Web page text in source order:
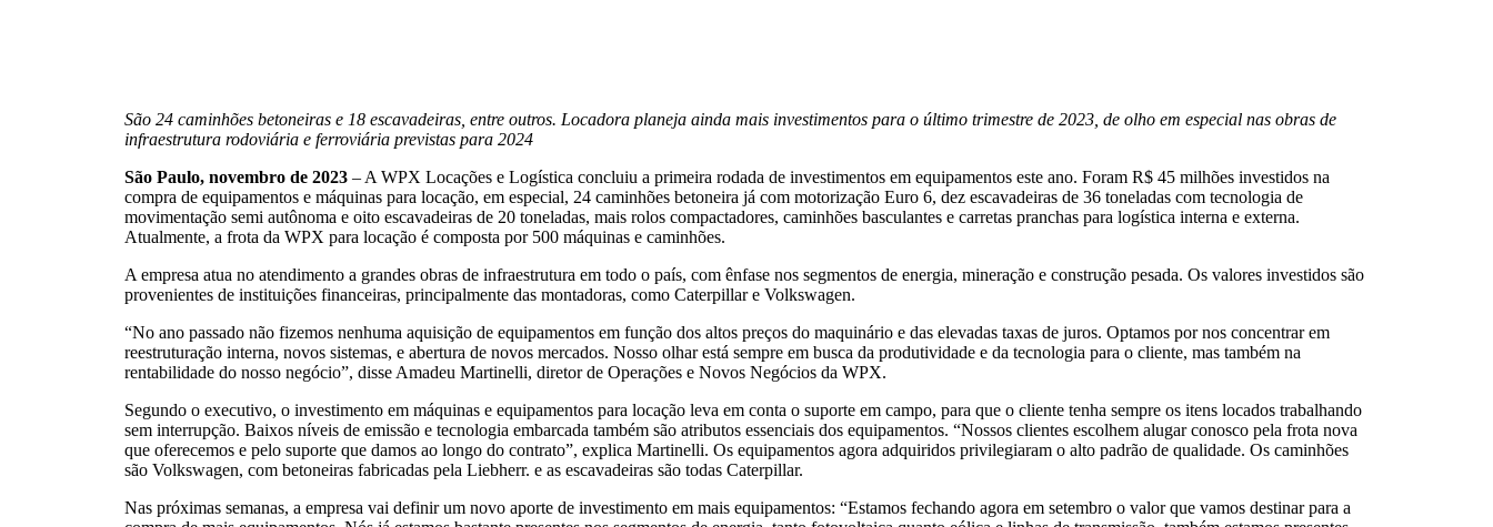
São 24 caminhões betoneiras e 18 escavadeiras, entre outros. Locadora planeja ainda mais investimentos para o último trimestre de 2023, de olho em especial nas obras de
infraestrutura rodoviária e ferroviária previstas para 2024
São Paulo, novembro de 2023 – A WPX Locações e Logística concluiu a primeira rodada de investimentos em equipamentos este ano. Foram R$ 45 milhões investidos na
compra de equipamentos e máquinas para locação, em especial, 24 caminhões betoneira já com motorização Euro 6, dez escavadeiras de 36 toneladas com tecnologia de
movimentação semi autônoma e oito escavadeiras de 20 toneladas, mais rolos compactadores, caminhões basculantes e carretas pranchas para logística interna e externa.
Atualmente, a frota da WPX para locação é composta por 500 máquinas e caminhões.
A empresa atua no atendimento a grandes obras de infraestrutura em todo o país, com ênfase nos segmentos de energia, mineração e construção pesada. Os valores investidos são
provenientes de instituições financeiras, principalmente das montadoras, como Caterpillar e Volkswagen.
“No ano passado não fizemos nenhuma aquisição de equipamentos em função dos altos preços do maquinário e das elevadas taxas de juros. Optamos por nos concentrar em
reestruturação interna, novos sistemas, e abertura de novos mercados. Nosso olhar está sempre em busca da produtividade e da tecnologia para o cliente, mas também na
rentabilidade do nosso negócio”, disse Amadeu Martinelli, diretor de Operações e Novos Negócios da WPX.
Segundo o executivo, o investimento em máquinas e equipamentos para locação leva em conta o suporte em campo, para que o cliente tenha sempre os itens locados trabalhando
sem interrupção. Baixos níveis de emissão e tecnologia embarcada também são atributos essenciais dos equipamentos. “Nossos clientes escolhem alugar conosco pela frota nova
que oferecemos e pelo suporte que damos ao longo do contrato”, explica Martinelli. Os equipamentos agora adquiridos privilegiaram o alto padrão de qualidade. Os caminhões
são Volkswagen, com betoneiras fabricadas pela Liebherr. e as escavadeiras são todas Caterpillar.
Nas próximas semanas, a empresa vai definir um novo aporte de investimento em mais equipamentos: “Estamos fechando agora em setembro o valor que vamos destinar para a